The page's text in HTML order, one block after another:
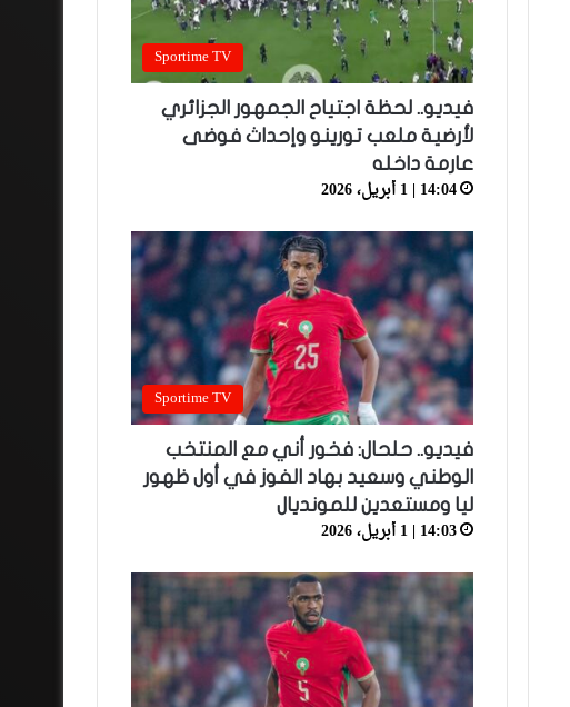
Sportime TV
فيديو.. لحظة اجتياح الجمهور الجزائري
لأرضية ملعب تورينو وإحداث فوضى
عارمة داخله
14:04 | 1 أبريل، 2026
Sportime TV
فيديو.. حلحال: فخور أني مع المنتخب
الوطني وسعيد بهاد الفوز في أول ظهور
ليا ومستعدين للمونديال
14:03 | 1 أبريل، 2026